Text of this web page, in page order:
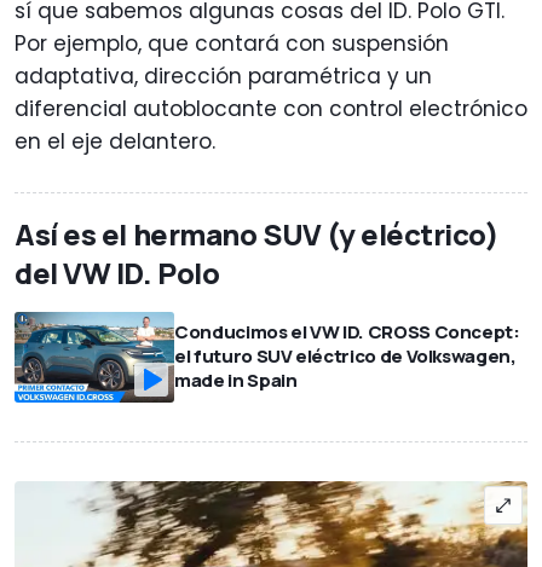
sí que sabemos algunas cosas del ID. Polo GTI.
Por ejemplo, que contará con suspensión
adaptativa, dirección paramétrica y un
diferencial autoblocante con control electrónico
en el eje delantero.
Así es el hermano SUV (y eléctrico)
del VW ID. Polo
Conducimos el VW ID. CROSS Concept:
el futuro SUV eléctrico de Volkswagen,
made in Spain